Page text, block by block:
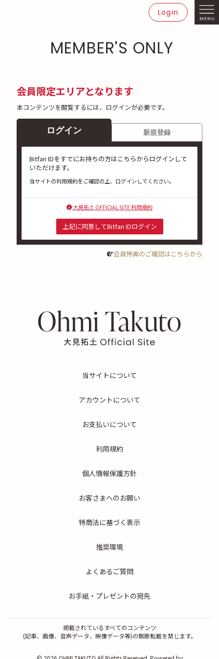
Login
MENU
MEMBER'S ONLY
会員限定エリアとなります
本コンテンツを閲覧するには、ログインが必要です。
ログイン 新規登録
Bitfan IDをすでにお持ちの方はこちらからログインして
いただけます。
当サイトの利用規約をご確認の上、ログインしてください。
大見拓土 OFFICIAL SITE 利用規約
上記に同意してBitfan IDログイン
会員特典のご確認はこちらから
当サイトについて
アカウントについて
お支払いについて
利用規約
個人情報保護方針
お客さまへのお願い
特商法に基づく表示
推奨環境
よくあるご質問
お手紙・プレゼントの宛先
掲載されているすべてのコンテンツ
(記事、画像、音声データ、映像データ等)の無断転載を禁じます。